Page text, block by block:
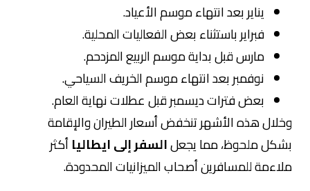
يناير بعد انتهاء موسم الأعياد.
فبراير باستثناء بعض الفعاليات المحلية.
مارس قبل بداية موسم الربيع المزدحم.
نوفمبر بعد انتهاء موسم الخريف السياحي.
بعض فترات ديسمبر قبل عطلات نهاية العام.
وخلال هذه الأشهر تنخفض أسعار الطيران والإقامة
بشكل ملحوظ، مما يجعلالسفر إلى ايطالياأكثر
ملاءمة للمسافرين أصحاب الميزانيات المحدودة.